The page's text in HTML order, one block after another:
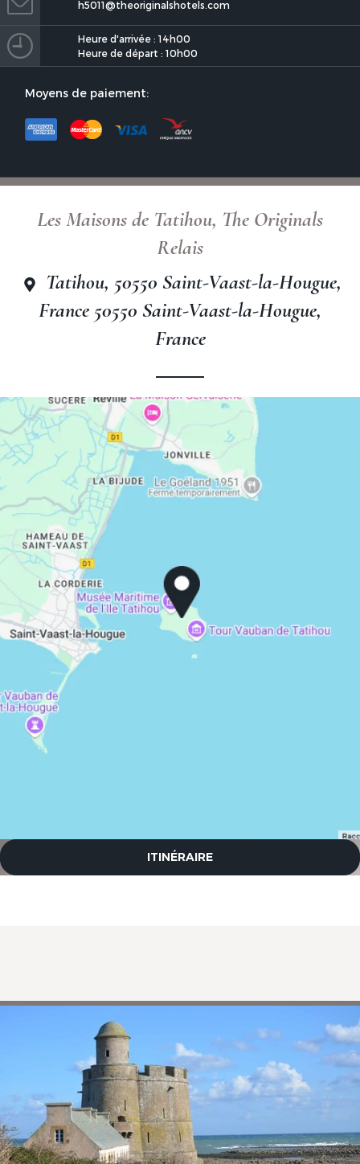
h5011@theoriginalshotels.com
Heure d'arrivée : 14h00
Heure de départ : 10h00
Moyens de paiement:
Les Maisons de Tatihou, The Originals
Relais
Tatihou, 50550 Saint-Vaast-la-Hougue,
France 50550 Saint-Vaast-la-Hougue,
France
ITINÉRAIRE
Les Maisons de Tatihou, The
Les Maisons de Tatihou, The
Originals Relais
Les Maisons de Tatihou, The
Originals Relais